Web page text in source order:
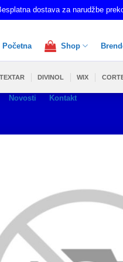
dostava za narudžbe
Početna Shop
Novosti Kontakt
TEXTAR DIVINOL WIX